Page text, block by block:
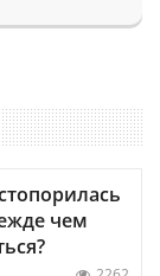
чем